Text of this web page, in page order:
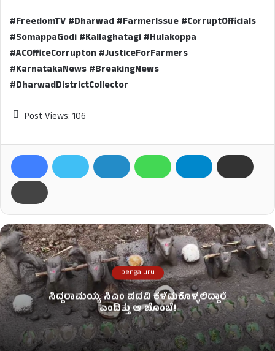
#FreedomTV #Dharwad #FarmerIssue #CorruptOfficials
#SomappaGodi #Kallaghatagi #Hulakoppa
#ACOfficeCorrupton #JusticeForFarmers
#KarnatakaNews #BreakingNews
#DharwadDistrictCollector
Post Views: 106
bengaluru
ಸಿದ್ದರಾಮಯ್ಯ ಸಿಎಂ ಪದವಿ ಕಳೆದುಕೊಳ್ಳಲಿದ್ದಾರೆ
ಎಂದಿತ್ತು ಆ ಬೊಂಬೆ!